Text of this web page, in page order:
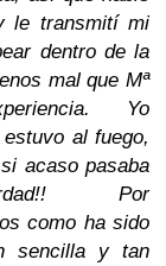
le transmití mi
dentro de la
mal que Mª
Yo
al fuego,
acaso pasaba
Por
como ha sido
sencilla y tan